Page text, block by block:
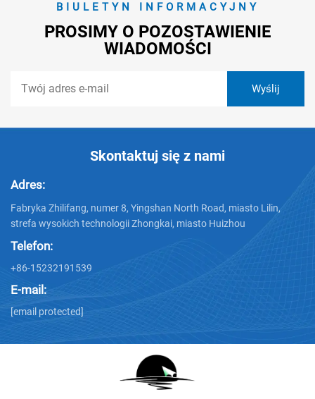
BIULETYN INFORMACYJNY
PROSIMY O POZOSTAWIENIE
WIADOMOŚCI
Skontaktuj się z nami
Adres:
Fabryka Zhilifang, numer 8, Yingshan North Road, miasto Lilin,
strefa wysokich technologii Zhongkai, miasto Huizhou
Telefon:
+86-15232191539
E-mail:
[email protected]